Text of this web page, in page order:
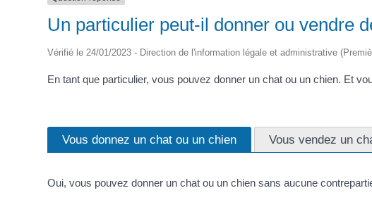
Un particulier peut-il donner ou vendre
Vérifié le 24/01/2023 - Direction de l'information légale et administrative
En tant que particulier, vous pouvez donner un chat ou un chien. Et
Vous donnez un chat ou un chien Vous vendez un
Oui, vous pouvez donner un chat ou un chien sans aucune